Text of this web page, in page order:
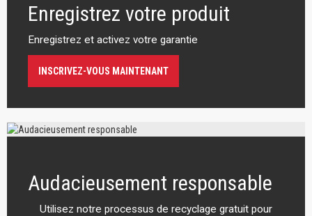
Enregistrez votre produit
Enregistrez et activez votre garantie
INSCRIVEZ-VOUS MAINTENANT
Audacieusement responsable
Utilisez notre processus de recyclage gratuit pour